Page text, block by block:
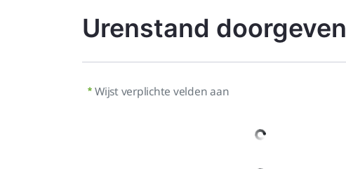
Urenstand doorgeven
Wijst verplichte velden aan